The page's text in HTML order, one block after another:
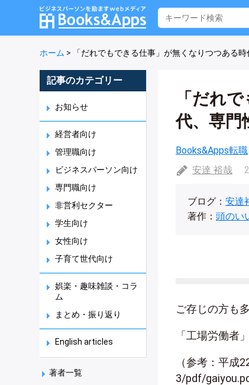
ホーム > 「だれでもできる仕事」が無くなりつつある
記事のカテゴリー
お知らせ
経営者向け
管理職向け
ビジネスパーソン向け
専門職向け
非営利セクター
学生向け
女性向け
子育て世代向け
娯楽・趣味雑談・コラ
ム
まとめ・振り返り
English articles
著者一覧
「だれ
代、専門
Books&Apps転職
安達 裕哉
ブログ： 安達
著作： 頭のい
ご存じの方も
「工場労働者
（参考：平
3/pdf/